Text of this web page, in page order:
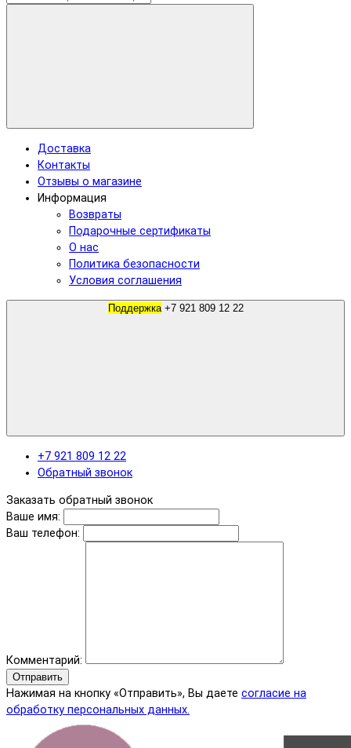
Доставка
Контакты
Отзывы о магазине
Информация
Возвраты
Подарочные сертификаты
О нас
Политика безопасности
Условия соглашения
Поддержка +7 921 809 12 22
+7 921 809 12 22
Обратный звонок
Заказать обратный звонок
Ваше имя:
Ваш телефон:
Комментарий:
Отправить
Нажимая на кнопку «Отправить», Вы даете согласие на
обработку персональных данных.